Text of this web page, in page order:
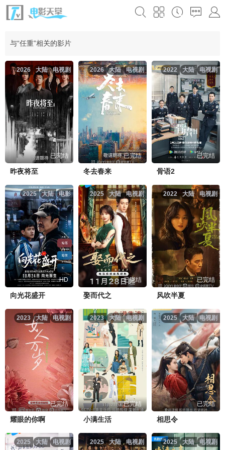
与“任重”相关的影片
电视剧
大陆
2026
已完结
昨夜将至
电视剧
大陆
2026
已完结
冬去春来
电视剧
大陆
2022
已完结
骨语2
电影
大陆
2025
HD
向光花盛开
电视剧
大陆
2025
已完结
娶而代之
电视剧
大陆
2022
已完结
风吹半夏
电视剧
大陆
2023
已完结
耀眼的你啊
电视剧
大陆
2023
已完结
小满生活
电视剧
大陆
2025
已完结
相思令
电视剧
大陆
2025 电视剧
大陆
2025 电视剧
大陆
2025